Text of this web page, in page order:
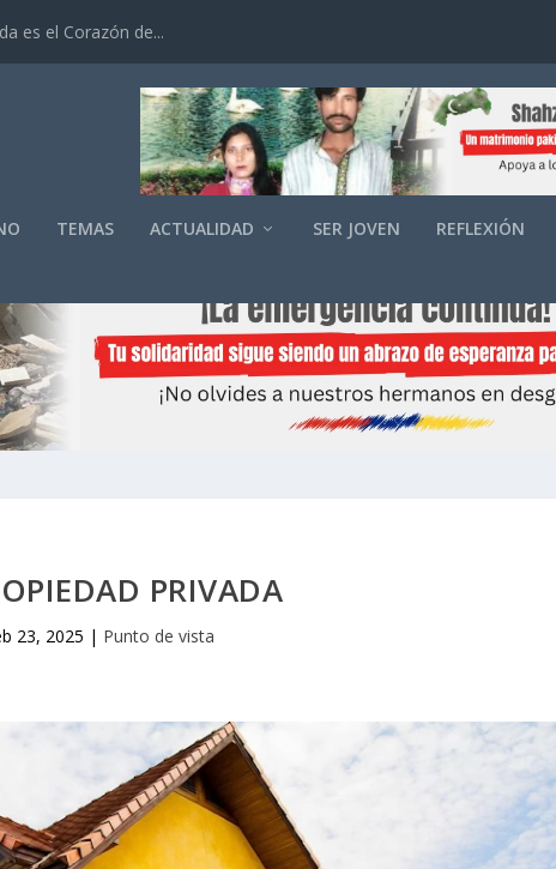
es el Corazón de...
TEMAS ACTUALIDAD SER JOVEN REFLEXIÓN
PRIVADA
23, 2025 | Punto de vista